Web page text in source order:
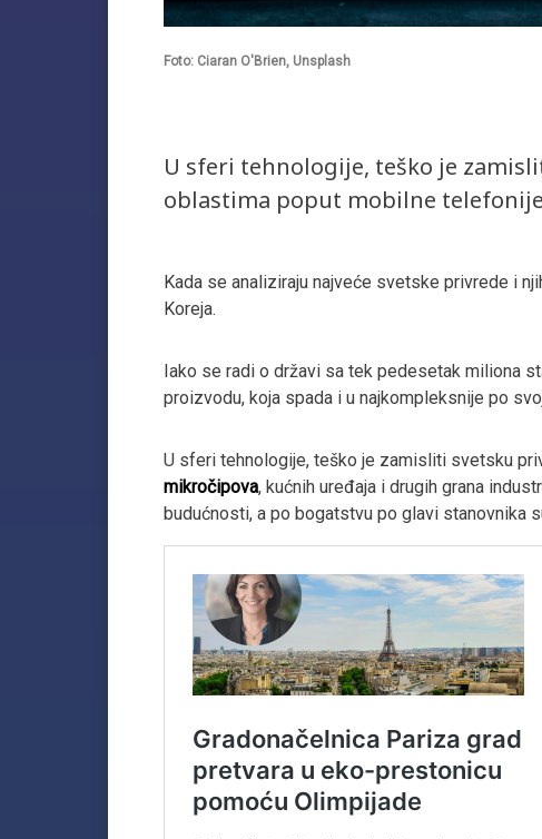
Foto: Ciaran O'Brien, Unsplash
U sferi tehnologije, teško je
oblastima poput mobilne
Kada se analiziraju najveće svetske privrede i
Koreja.
Iako se radi o državi sa tek pedesetak miliona
proizvodu, koja spada i u najkompleksnije po
U sferi tehnologije, teško je zamisliti svetsku
mikročipova, kućnih uređaja i drugih grana
budućnosti, a po bogatstvu po glavi stanovnika